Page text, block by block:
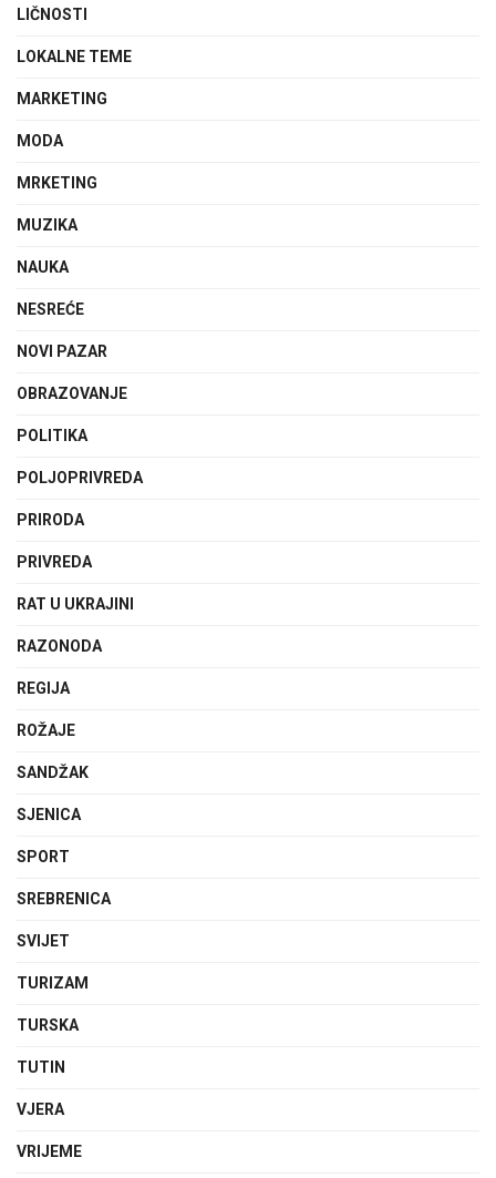
LIČNOSTI
LOKALNE TEME
MARKETING
MODA
MRKETING
MUZIKA
NAUKA
NESREĆE
NOVI PAZAR
OBRAZOVANJE
POLITIKA
POLJOPRIVREDA
PRIRODA
PRIVREDA
RAT U UKRAJINI
RAZONODA
REGIJA
ROŽAJE
SANDŽAK
SJENICA
SPORT
SREBRENICA
SVIJET
TURIZAM
TURSKA
TUTIN
VJERA
VRIJEME